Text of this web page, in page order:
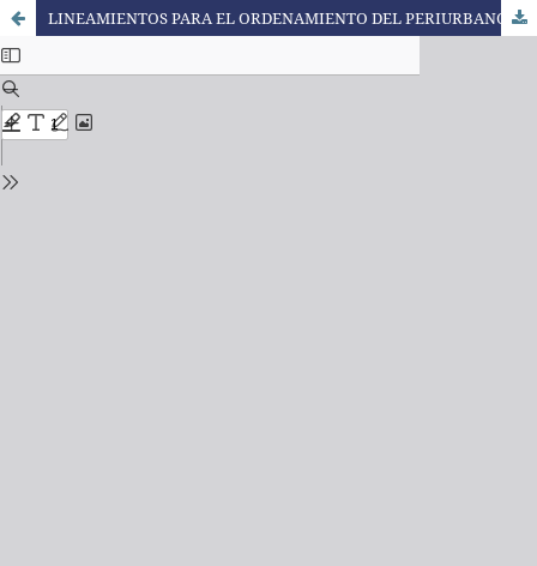
LINEAMIENTOS PARA EL ORDENAMIENTO DEL PERIURBANO DE LA CIUDAD DE MAR DEL PLATA (ARGENTINA), A PARTIR DE LA DEFINICIÓN DE SISTEMAS TERRITORIALES